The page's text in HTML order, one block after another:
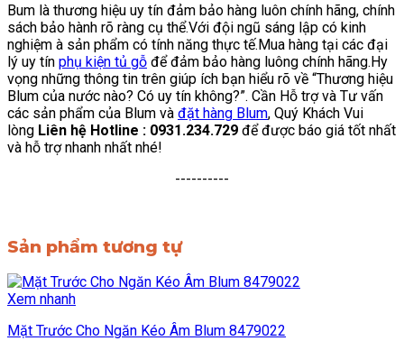
Bum là thương hiệu uy tín đảm bảo hàng luôn chính hãng, chính
sách bảo hành rõ ràng cụ thể.Với đội ngũ sáng lập có kinh
nghiệm à sản phẩm có tính năng thực tế.Mua hàng tại các đại
lý uy tín phụ kiện tủ gỗ để đảm bảo hàng luông chính hãng.Hy
vọng những thông tin trên giúp ích bạn hiểu rõ về “Thương hiệu
Blum của nước nào? Có uy tín không?”. Cần Hỗ trợ và Tư vấn
các sản phẩm của Blum và đặt hàng Blum, Quý Khách Vui
lòng Liên hệ Hotline : 0931.234.729 để được báo giá tốt nhất
và hỗ trợ nhanh nhất nhé!
----------
Sản phẩm tương tự
Xem nhanh
Mặt Trước Cho Ngăn Kéo Âm Blum 8479022